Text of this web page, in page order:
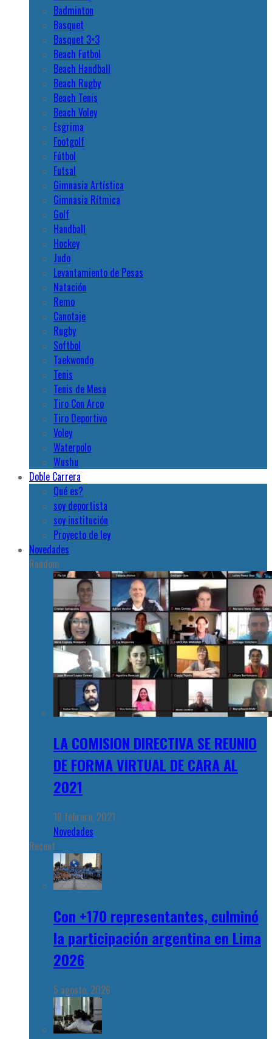
Badminton
Basquet
Basquet 3×3
Beach Futbol
Beach Handball
Beach Rugby
Beach Tenis
Beach Voley
Esgrima
Footgolf
Fútbol
Futsal
Gimnasia Artística
Gimnasia Rítmica
Golf
Handball
Hockey
Judo
Levantamiento de Pesas
Natación
Remo
Canotaje
Rugby
Softbol
Taekwondo
Tenis
Tenis de Mesa
Tiro Con Arco
Tiro Deportivo
Voley
Waterpolo
Wushu
Doble Carrera
Qué es?
soy deportista
soy institución
Proyecto de ley
Novedades
Random
LA COMISION DIRECTIVA SE REUNIO
DE FORMA VIRTUAL DE CARA AL
2021
18 febrero, 2021
Novedades
Recent
Con +170 representantes, culminó
la participación argentina en Lima
2026
5 agosto, 2026